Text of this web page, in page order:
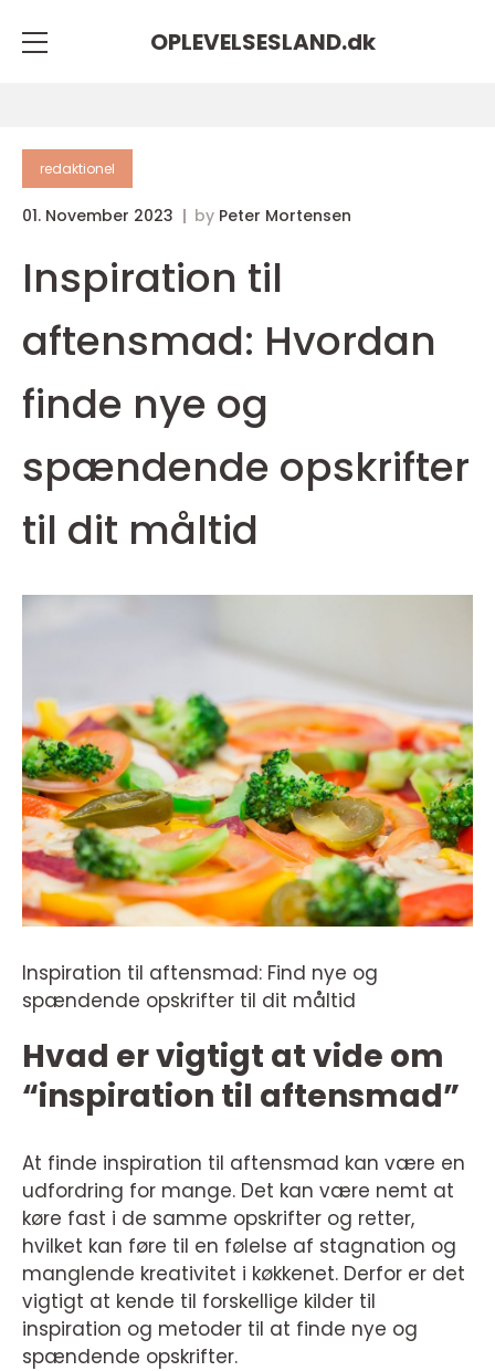
OPLEVELSESLAND.dk
redaktionel
01. November 2023 by Peter Mortensen
Inspiration til
aftensmad: Hvordan
finde nye og
spændende opskrifter
til dit måltid
Inspiration til aftensmad: Find nye og
spændende opskrifter til dit måltid
Hvad er vigtigt at vide om
“inspiration til aftensmad”
At finde inspiration til aftensmad kan være en
udfordring for mange. Det kan være nemt at
køre fast i de samme opskrifter og retter,
hvilket kan føre til en følelse af stagnation og
manglende kreativitet i køkkenet. Derfor er det
vigtigt at kende til forskellige kilder til
inspiration og metoder til at finde nye og
spændende opskrifter.